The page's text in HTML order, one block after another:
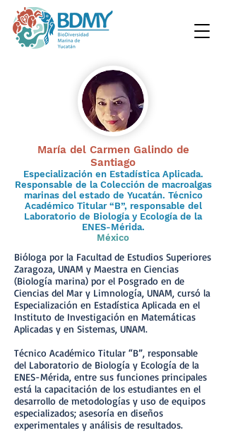
María del Carmen Galindo de
Santiago
Especialización en Estadística Aplicada.
Responsable de la Colección de macroalgas
marinas del estado de Yucatán. Técnico
Académico Titular “B”, responsable del
Laboratorio de Biología y Ecología de la
ENES-Mérida.
México
Bióloga por la Facultad de Estudios Superiores
Zaragoza, UNAM y Maestra en Ciencias
(Biología marina) por el Posgrado en de
Ciencias del Mar y Limnología, UNAM, cursó la
Especialización en Estadística Aplicada en el
Instituto de Investigación en Matemáticas
Aplicadas y en Sistemas, UNAM.
Técnico Académico Titular “B”, responsable
del Laboratorio de Biología y Ecología de la
ENES-Mérida, entre sus funciones principales
está la capacitación de los estudiantes en el
desarrollo de metodologías y uso de equipos
especializados; asesoría en diseños
experimentales y análisis de resultados.